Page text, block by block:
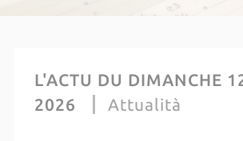
L'ACTU DU DIMANCHE
2026
Attualità